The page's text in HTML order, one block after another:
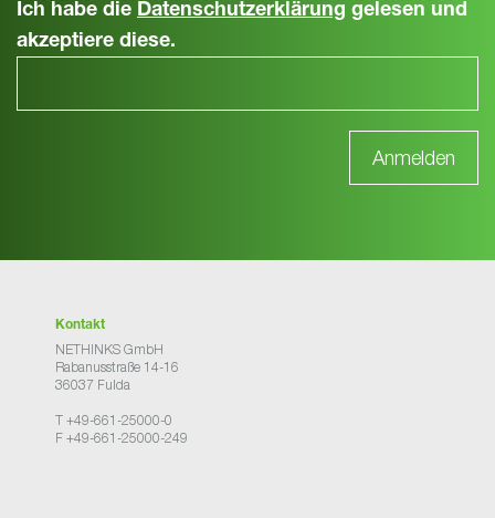
Ich habe die Datenschutzerklärung gelesen und
akzeptiere diese.
Kontakt
NETHINKS GmbH
Rabanusstraße 14-16
36037 Fulda
T +49-661-25000-0
F +49-661-25000-249